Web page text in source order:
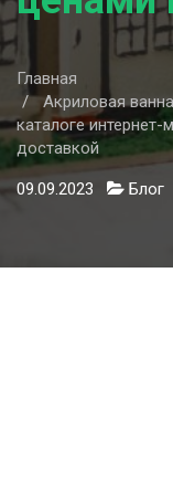
Главная
Акриловая
каталоге
доставкой
09.09.2023 Блог